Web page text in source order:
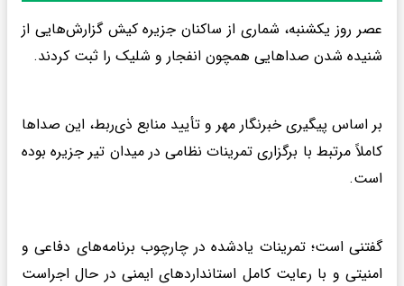
عصر روز یکشنبه، شماری از ساکنان جزیره کیش گزارش‌هایی از
شنیده شدن صداهایی همچون انفجار و شلیک را ثبت کردند.
بر اساس پیگیری خبرنگار مهر و تأیید منابع ذی‌ربط، این صداها
کاملاً مرتبط با برگزاری تمرینات نظامی در میدان تیر جزیره بوده
است.
گفتنی است؛ تمرینات یادشده در چارچوب برنامه‌های دفاعی و
امنیتی و با رعایت کامل استانداردهای ایمنی در حال اجراست